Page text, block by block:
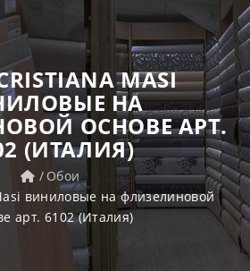
MASI
НА
ОСНОВЕ АРТ.
(ИТАЛИЯ)
Обои
виниловые на флизелиновой
арт. 6102 (Италия)